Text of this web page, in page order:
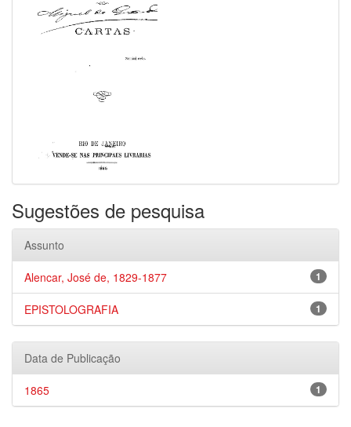
Sugestões de pesquisa
Assunto
1
Alencar, José de, 1829-1877
1
EPISTOLOGRAFIA
Data de Publicação
1
1865